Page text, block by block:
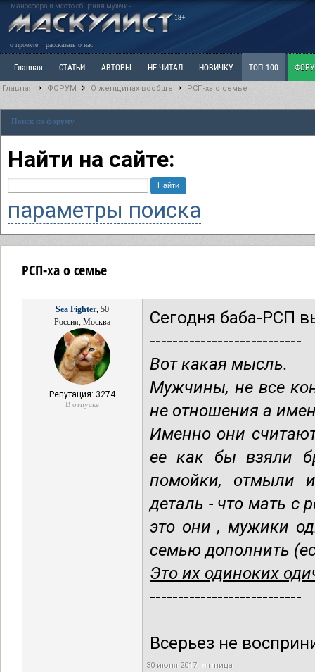
маносфера и место общения мужчин
18+
о проекте рассказать о нас
Главная СТАТЬИ АВТОРЫ НЕ ЧИТАЛ НОВИЧКУ ТОП-100
Ветка: Расстаюсь или Развожусь. САНЧАС
РАЗДЕЛ: Разное
Главная ФОРУМ О женщинах вообще РСП-ха о семье
Поиск по форуму
Найти на сайте:
параметры поиска
РСП-ха о семье
Sea Fighter, 50
Россия, Москва
Репутация: 3274
В отпуске
Сегодня баба-РСП
---------------------------
Вот какая мысль.
Мужчины, не все
не отношения а
Именно они
ее как бы взяли
помойки, отмыли
деталь - что мать с
это они , мужики
семью дополнить
Это их одиноких
---------------------------
Всерьез не
30 июня 2017, пятница